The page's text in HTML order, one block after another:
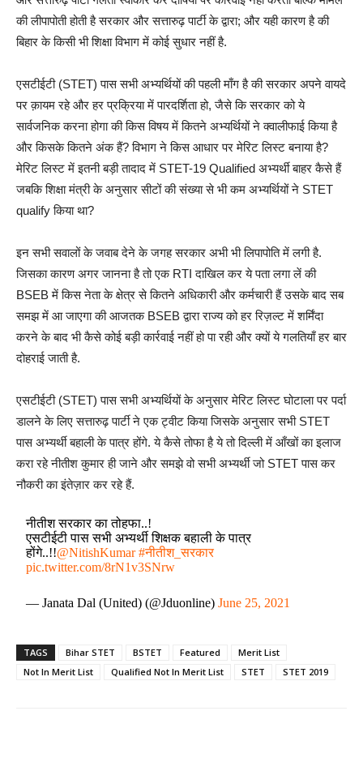
की लीपापोती होती है सरकार और सत्तारुढ़ पार्टी के द्वारा; और यही कारण है की
बिहार के किसी भी शिक्षा विभाग में कोई सुधार नहीं है.
एसटीईटी (STET) पास सभी अभ्यर्थियों की पहली माँग है की सरकार अपने वायदे
पर क़ायम रहे और हर प्रक्रिया में पारदर्शिता हो, जैसे कि सरकार को ये
सार्वजनिक करना होगा की किस विषय में कितने अभ्यर्थियों ने क्वालीफाई किया है
और किसके कितने अंक हैं? विभाग ने किस आधार पर मेरिट लिस्ट बनाया है?
मेरिट लिस्ट में इतनी बड़ी तादाद में STET-19 Qualified अभ्यर्थी बाहर कैसे हैं
जबकि शिक्षा मंत्री के अनुसार सीटों की संख्या से भी कम अभ्यर्थियों ने STET
qualify किया था?
इन सभी सवालों के जवाब देने के जगह सरकार अभी भी लिपापोति में लगी है.
जिसका कारण अगर जानना है तो एक RTI दाखिल कर ये पता लगा लें की
BSEB में किस नेता के क्षेत्र से कितने अधिकारी और कर्मचारी हैं उसके बाद सब
समझ में आ जाएगा की आजतक BSEB द्वारा राज्य को हर रिज़ल्ट में शर्मिंदा
करने के बाद भी कैसे कोई बड़ी कार्रवाई नहीं हो पा रही और क्यों ये गलतियाँ हर बार
दोहराई जाती है.
एसटीईटी (STET) पास सभी अभ्यर्थियों के अनुसार मेरिट लिस्ट घोटाला पर पर्दा
डालने के लिए सत्तारुढ़ पार्टी ने एक ट्वीट किया जिसके अनुसार सभी STET
पास अभ्यर्थी बहाली के पात्र होंगे. ये कैसे तोफा है ये तो दिल्ली में आँखों का इलाज
करा रहे नीतीश कुमार ही जाने और समझे वो सभी अभ्यर्थी जो STET पास कर
नौकरी का इंतेज़ार कर रहे हैं.
नीतीश सरकार का तोहफा..!
एसटीईटी पास सभी अभ्यर्थी शिक्षक बहाली के पात्र
होंगे..!!@NitishKumar #नीतीश_सरकार
pic.twitter.com/8rN1v3SNrw
— Janata Dal (United) (@Jduonline)June 25, 2021
TAGS Bihar STET BSTET Featured
Merit List
Not In Merit List
Qualified Not In Merit List STET STET 2019